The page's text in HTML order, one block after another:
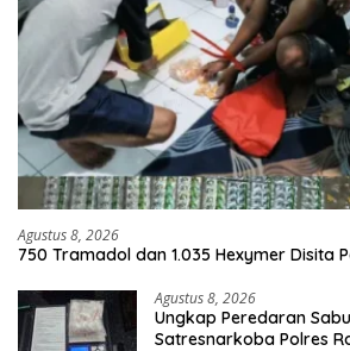
Agustus 8, 2026
750 Tramadol dan 1.035 Hexymer Disita
Agustus 8, 2026
Ungkap Peredaran
Satresnarkoba Polres